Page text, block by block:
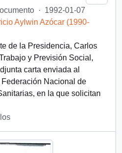
· 1992-01-07
Aylwin Azócar (1990-
de la Presidencia, Carlos
y Previsión Social,
carta enviada al
Nacional de
en la que solicitan